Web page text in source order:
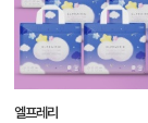
엘프레리